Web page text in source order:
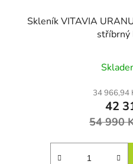
Skleník VITAVIA
stříbrný
34 966,94
42
54 990